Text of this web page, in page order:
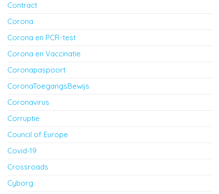
Contract
Corona
Corona en PCR-test
Corona en Vaccinatie
Coronapaspoort
CoronaToegangsBewijs
Coronavirus
Corruptie
Council of Europe
Covid-19
Crossroads
Cyborg